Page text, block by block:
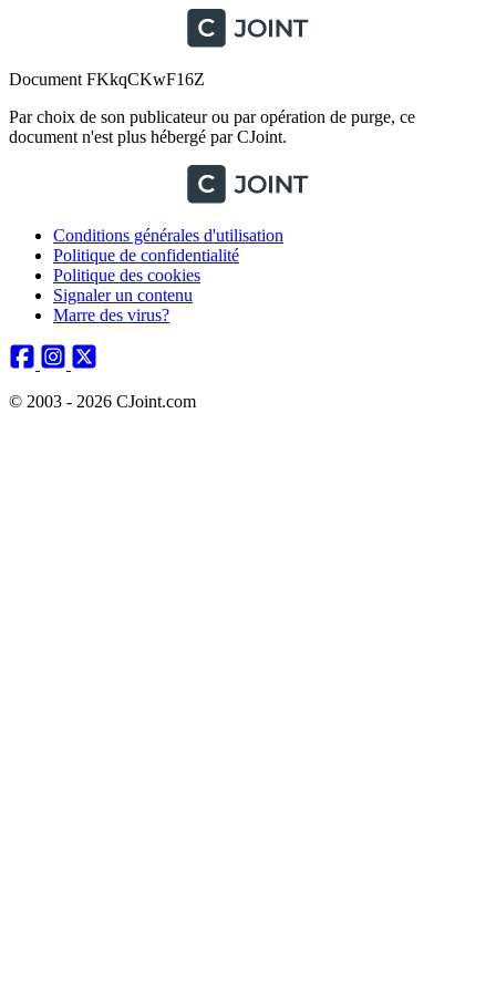
Document FKkqCKwF16Z
Par choix de son publicateur ou par opération de purge, ce
document n'est plus hébergé par CJoint.
Conditions générales d'utilisation
Politique de confidentialité
Politique des cookies
Signaler un contenu
Marre des virus?
© 2003 - 2026 CJoint.com